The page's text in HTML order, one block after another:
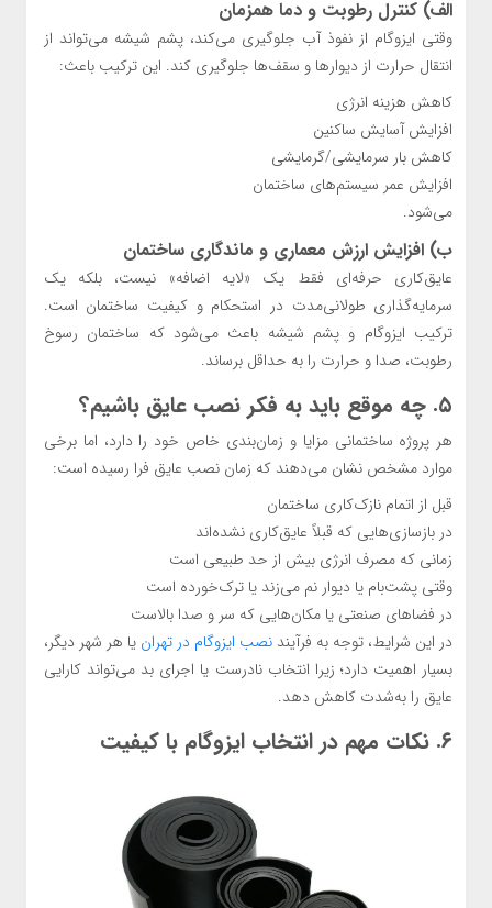
الف) کنترل رطوبت و دما همزمان
وقتی ایزوگام از نفوذ آب جلوگیری می‌کند، پشم شیشه می‌تواند از
انتقال حرارت از دیوارها و سقف‌ها جلوگیری کند. این ترکیب باعث:
کاهش هزینه انرژی
افزایش آسایش ساکنین
کاهش بار سرمایشی/گرمایشی
افزایش عمر سیستم‌های ساختمان
می‌شود.
ب) افزایش ارزش معماری و ماندگاری ساختمان
عایق‌کاری حرفه‌ای فقط یک «لایه اضافه» نیست، بلکه یک
سرمایه‌گذاری طولانی‌مدت در استحکام و کیفیت ساختمان است.
ترکیب ایزوگام و پشم شیشه باعث می‌شود که ساختمان رسوخ
رطوبت، صدا و حرارت را به حداقل برساند.
۵. چه موقع باید به فکر نصب عایق باشیم؟
هر پروژه ساختمانی مزایا و زمان‌بندی خاص خود را دارد، اما برخی
موارد مشخص نشان می‌دهند که زمان نصب عایق فرا رسیده است:
قبل از اتمام نازک‌کاری ساختمان
در بازسازی‌هایی که قبلاً عایق‌کاری نشده‌اند
زمانی که مصرف انرژی بیش از حد طبیعی است
وقتی پشت‌بام یا دیوار نم می‌زند یا ترک‌خورده است
در فضاهای صنعتی یا مکان‌هایی که سر و صدا بالاست
در این شرایط، توجه به فرآیند نصب ایزوگام در تهران یا هر شهر دیگر،
بسیار اهمیت دارد؛ زیرا انتخاب نادرست یا اجرای بد می‌تواند کارایی
عایق را به‌شدت کاهش دهد.
۶. نکات مهم در انتخاب ایزوگام با کیفیت